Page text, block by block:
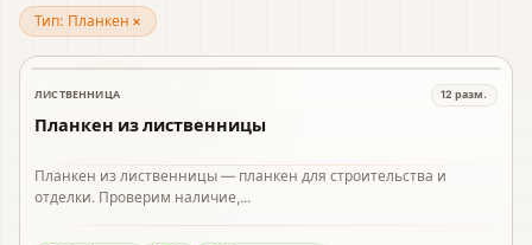
Тип: Планкен ×
В наличии
ЛИСТВЕННИЦА 12 разм.
Планкен из лиственницы
Планкен из лиственницы — планкен для строительства и
отделки. Проверим наличие,...